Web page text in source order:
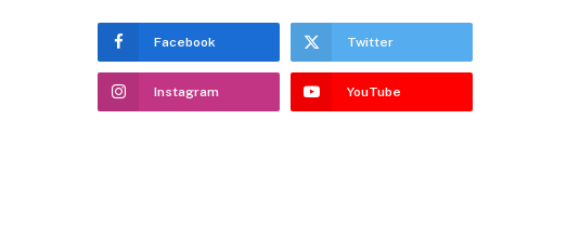
Facebook Twitter
Instagram YouTube